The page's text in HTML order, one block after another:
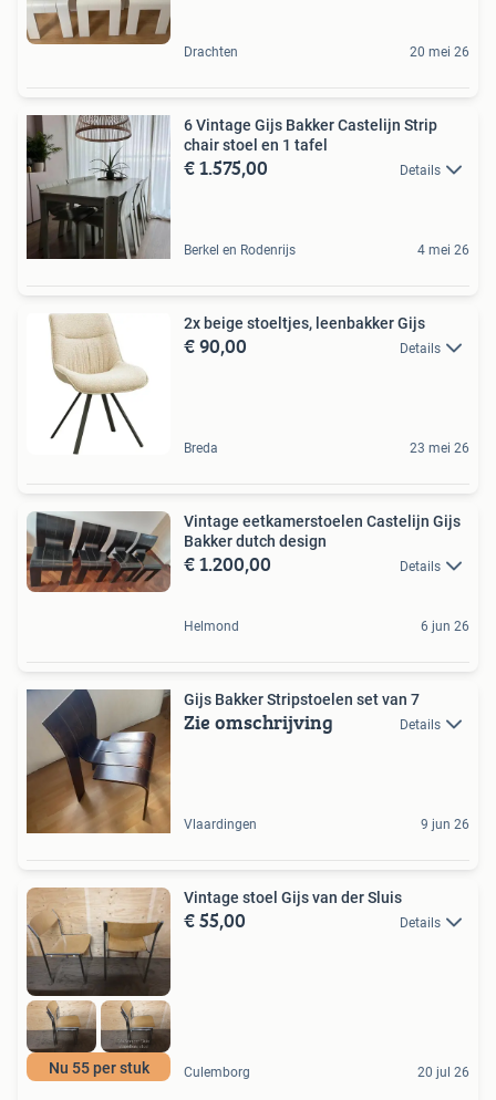
Drachten 20 mei 26
6 Vintage Gijs Bakker Castelijn Strip
chair stoel en 1 tafel
€ 1.575,00 Details
Berkel en Rodenrijs 4 mei 26
2x beige stoeltjes, leenbakker Gijs
€ 90,00 Details
Breda 23 mei 26
Vintage eetkamerstoelen Castelijn Gijs
Bakker dutch design
€ 1.200,00 Details
Helmond 6 jun 26
Gijs Bakker Stripstoelen set van 7
Zie omschrijving Details
Vlaardingen 9 jun 26
Nu 55 per stuk
Vintage stoel Gijs van der Sluis
€ 55,00 Details
Culemborg 20 jul 26